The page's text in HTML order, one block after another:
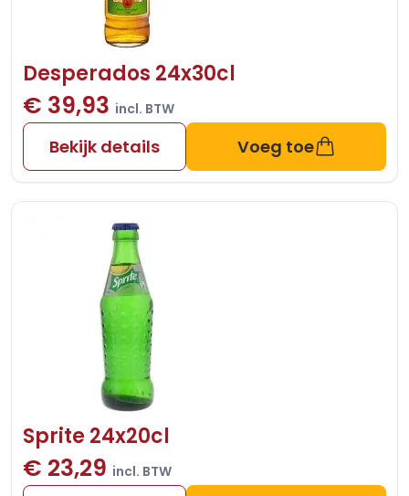
Desperados 24x30cl
€ 39,93 incl. BTW
Bekijk details Voeg toe
Sprite 24x20cl
€ 23,29 incl. BTW